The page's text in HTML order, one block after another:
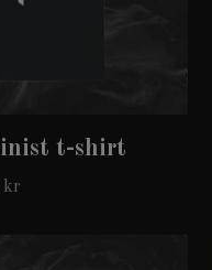
t-shirt
kr